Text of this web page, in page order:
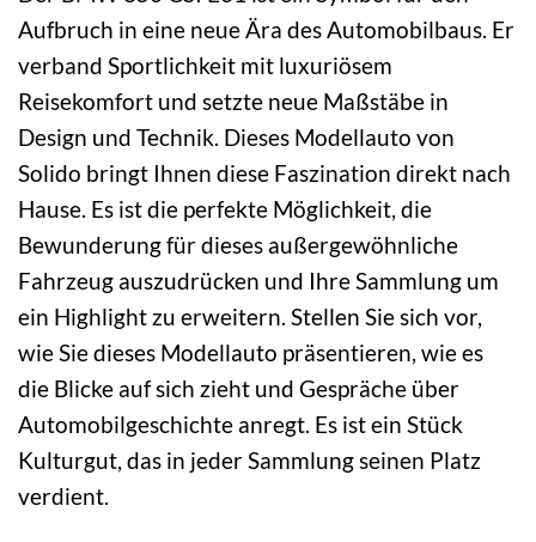
Aufbruch in eine neue Ära des Automobilbaus. Er
verband Sportlichkeit mit luxuriösem
Reisekomfort und setzte neue Maßstäbe in
Design und Technik. Dieses Modellauto von
Solido bringt Ihnen diese Faszination direkt nach
Hause. Es ist die perfekte Möglichkeit, die
Bewunderung für dieses außergewöhnliche
Fahrzeug auszudrücken und Ihre Sammlung um
ein Highlight zu erweitern. Stellen Sie sich vor,
wie Sie dieses Modellauto präsentieren, wie es
die Blicke auf sich zieht und Gespräche über
Automobilgeschichte anregt. Es ist ein Stück
Kulturgut, das in jeder Sammlung seinen Platz
verdient.